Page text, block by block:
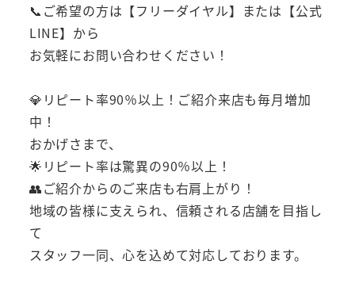
📞ご希望の方は【フリーダイヤル】または【公式
LINE】から
お気軽にお問い合わせください！
💎リピート率90％以上！ご紹介来店も毎月増加
中！
おかげさまで、
🌟リピート率は驚異の90％以上！
👥ご紹介からのご来店も右肩上がり！
地域の皆様に支えられ、信頼される店舗を目指し
て
スタッフ一同、心を込めて対応しております。